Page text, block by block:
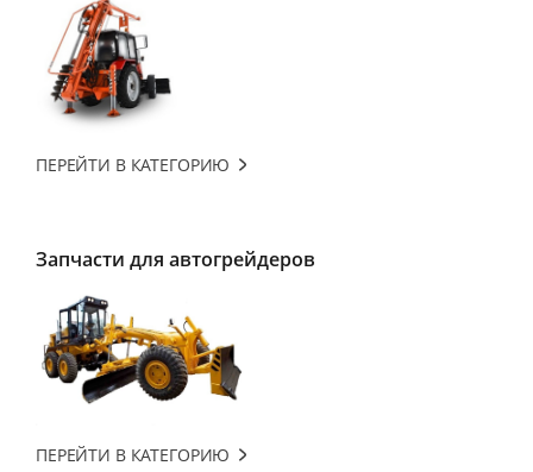
ПЕРЕЙТИ В КАТЕГОРИЮ
Запчасти для автогрейдеров
ПЕРЕЙТИ В КАТЕГОРИЮ